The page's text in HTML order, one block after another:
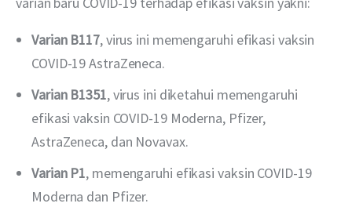
Varian B117, virus ini memengaruhi efikasi vaksin
COVID-19 AstraZeneca.
Varian B1351, virus ini diketahui memengaruhi
efikasi vaksin COVID-19 Moderna, Pfizer,
AstraZeneca, dan Novavax.
Varian P1, memengaruhi efikasi vaksin COVID-19
Moderna dan Pfizer.